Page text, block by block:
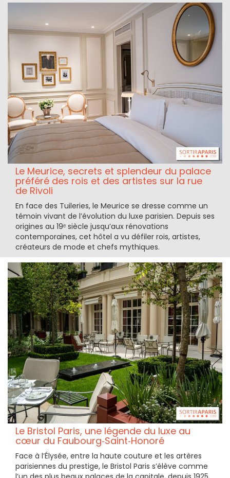
Le Meurice, secrets et splendeur du palace
préféré des rois et des artistes sur la rue
de Rivoli
En face des Tuileries, le Meurice se dresse comme un
témoin vivant de l’évolution du luxe parisien. Depuis ses
origines au 19ᵉ siècle jusqu’aux rénovations
contemporaines, cet hôtel a vu défiler rois, artistes,
créateurs de mode et chefs mythiques.
Le Bristol Paris, une légende du luxe au
cœur du Faubourg‑Saint‑Honoré
Face à l’Élysée, entre la haute couture et les artères
parisiennes du prestige, le Bristol Paris s’élève comme